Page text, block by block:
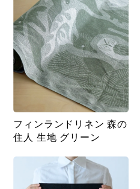
フィンランドリネン 森の
住人 生地 グリーン